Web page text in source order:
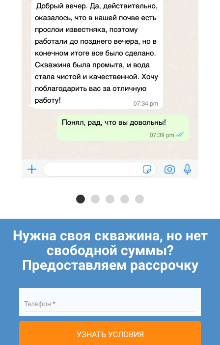
Нужна своя скважина, но нет
свободной суммы?
Предоставляем рассрочку
Телефон *
УЗНАТЬ УСЛОВИЯ